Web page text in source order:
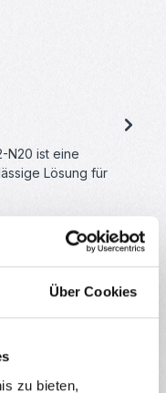
Über Cookies
zu bieten,
N20 ist eine
Lösung für